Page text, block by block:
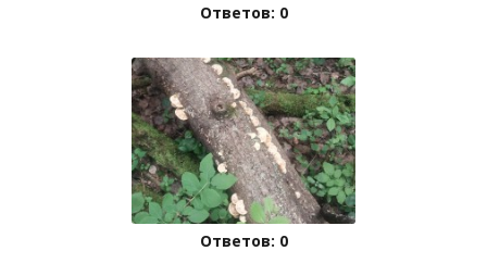
Ответов: 0
Ответов: 0